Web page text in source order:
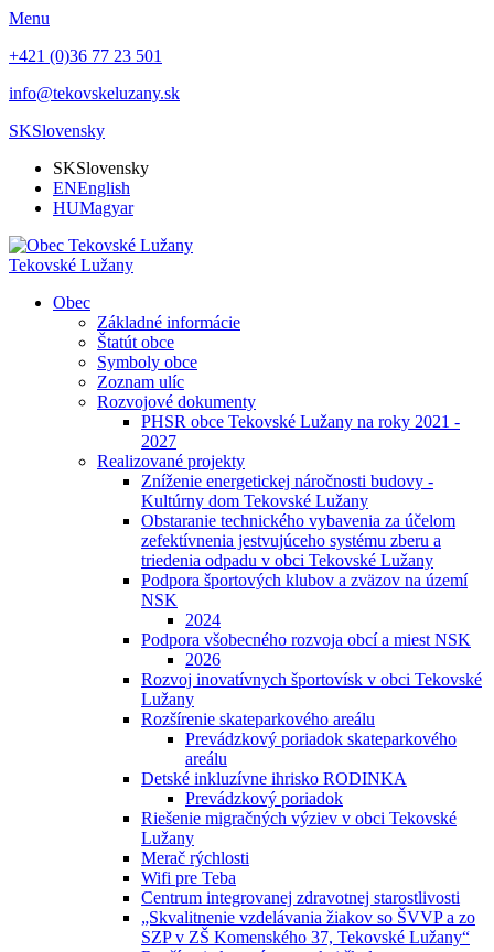
Menu
+421 (0)36 77 23 501
info@tekovskeluzany.sk
SKSlovensky
SKSlovensky
ENEnglish
HUMagyar
Tekovské Lužany
Obec
Základné informácie
Štatút obce
Symboly obce
Zoznam ulíc
Rozvojové dokumenty
PHSR obce Tekovské Lužany na roky 2021 -
2027
Realizované projekty
Zníženie energetickej náročnosti budovy -
Kultúrny dom Tekovské Lužany
Obstaranie technického vybavenia za účelom
zefektívnenia jestvujúceho systému zberu a
triedenia odpadu v obci Tekovské Lužany
Podpora športových klubov a zväzov na území
NSK
2024
Podpora všobecného rozvoja obcí a miest NSK
2026
Rozvoj inovatívnych športovísk v obci Tekovské
Lužany
Rozšírenie skateparkového areálu
Prevádzkový poriadok skateparkového
areálu
Detské inkluzívne ihrisko RODINKA
Prevádzkový poriadok
Riešenie migračných výziev v obci Tekovské
Lužany
Merač rýchlosti
Wifi pre Teba
Centrum integrovanej zdravotnej starostlivosti
„Skvalitnenie vzdelávania žiakov so ŠVVP a zo
SZP v ZŠ Komenského 37, Tekovské Lužany“